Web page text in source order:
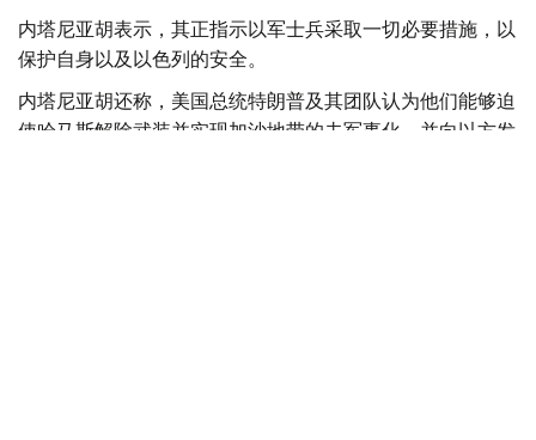
内塔尼亚胡表示，其正指示以军士兵采取一切必要措施，以
保护自身以及以色列的安全。
内塔尼亚胡还称，美国总统特朗普及其团队认为他们能够迫
使哈马斯解除武装并实现加沙地带的去军事化，并向以方发